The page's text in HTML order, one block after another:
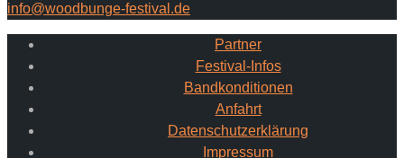
info@woodbunge-festival.de
Partner
Festival-Infos
Bandkonditionen
Anfahrt
Datenschutzerklärung
Impressum